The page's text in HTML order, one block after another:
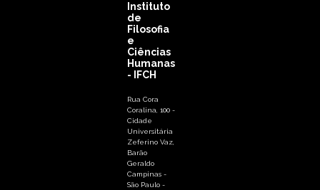
Instituto
de
Filosofia
e
Ciências
Humanas
- IFCH
Rua Cora
Coralina, 100 -
Cidade
Universitária
Zeferino Vaz,
Barão
Geraldo
Campinas -
São Paulo -